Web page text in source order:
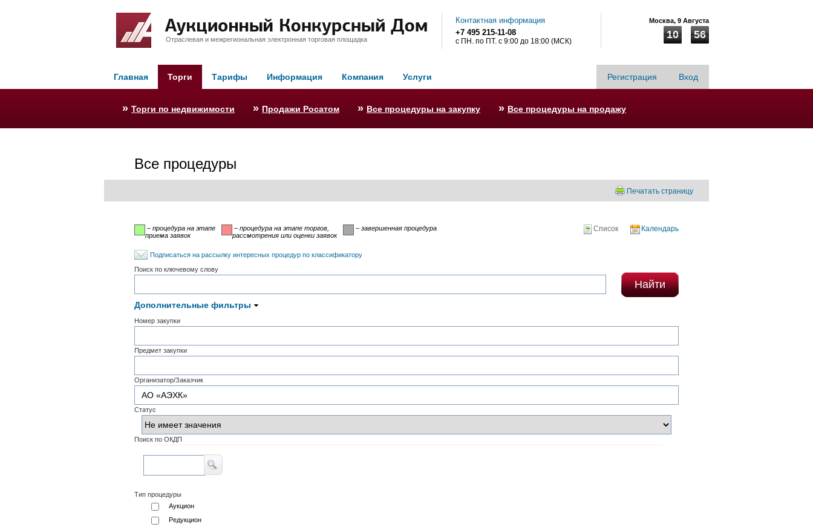
Отраслевая и межрегиональная электронная торговая площадка
Контактная информация
+7 495 215-11-08
с ПН. по ПТ. с 9:00 до 18:00 (МСК)
Москва, 9 Августа
56
10
Главная Торги Тарифы Информация Компания Услуги Регистрация Вход
» Торги по недвижимости » Продажи Росатом » Все процедуры на закупку » Все процедуры на продажу
Все процедуры
Печатать страницу
Список Календарь
– процедура на этапе
приема заявок
– процедура на этапе торгов,
рассмотрения или оценки заявок
– завершенная процедура
Подписаться на рассылку интересных процедур по классификатору
Найти
Поиск по ключевому слову
Дополнительные фильтры
Номер закупки
Предмет закупки
Организатор/Заказчик
Статус
Поиск по ОКДП
Тип процедуры
Аукцион
Редукцион